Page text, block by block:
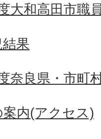
大和高田市職
果
奈良県・市町
内(アクセス)